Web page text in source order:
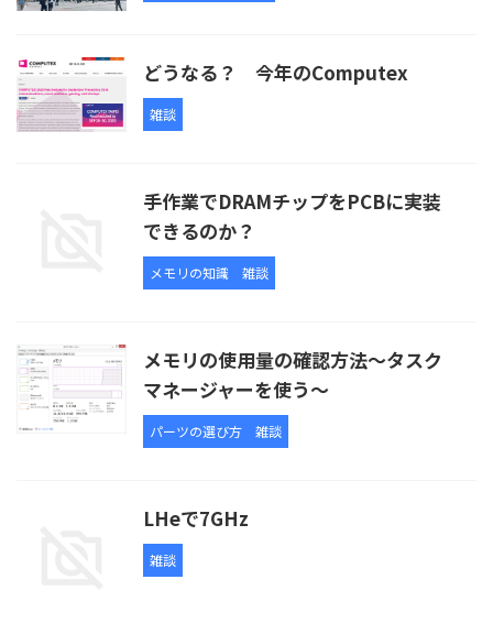
どうなる？ 今年のComputex
雑談
手作業でDRAMチップをPCBに実装
できるのか？
メモリの知識 雑談
メモリの使用量の確認方法～タスク
マネージャーを使う～
パーツの選び方 雑談
LHeで7GHz
雑談